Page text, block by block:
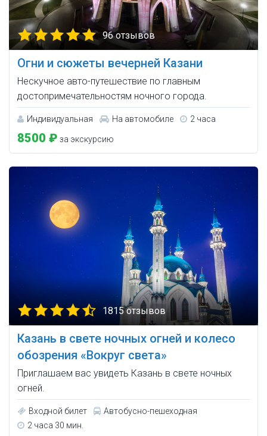
96 отзывов
Огни и сюжеты вечерней Казани
Нескучное авто-путешествие по главным
достопримечательностям ночного города.
Индивидуальная На автомобиле 2 часа
8500 ₽ за экскурсию
1815 отзывов
Казань в свете ночных огней и колесо
обозрения «Вокруг света»
Приглашаем вас увидеть Казань в свете ночных
огней.
Входной билет
Автобусно-пешеходная
2 часа 30 мин.